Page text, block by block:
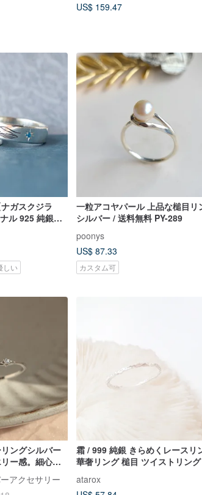
US$ 159.47
ガスクジラ
ル 925 純銀手
しい
一粒アコヤパール 上品な槌目リ
シルバー / 送料無料 PY-289
poonys
US$ 87.33
カスタム可
ングシルバー
ー感。細心
ザイン。 2色
アクセサリー
霜 / 999 純銀 きらめくレースリ
華奢リング 槌目 ツイストリング
atarox